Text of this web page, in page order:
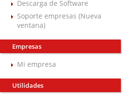
Descarga de Software
Soporte empresas (Nueva
ventana)
Empresas
Mi empresa
Utilidades